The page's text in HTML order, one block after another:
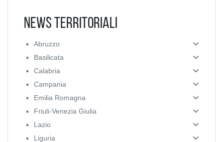
News Territoriali
Abruzzo
Basilicata
Calabria
Campania
Emilia Romagna
Friuli-Venezia Giulia
Lazio
Liguria